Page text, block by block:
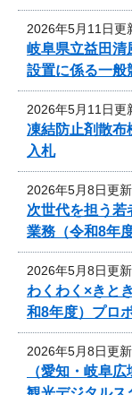
2026年5月11日更
岐阜県立益田清
設置に係る一般
2026年5月11日更
凍結防止剤散布
入札
2026年5月8日更新
次世代を担う若
業務（令和8年
2026年5月8日更新
わくわく×きと
和8年度）プロ
2026年5月8日更新
（愛知・岐阜